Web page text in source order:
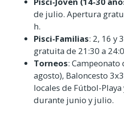
de julio. Apertura
h.
Pisci-Familias: 2, 16 y
gratuita de 21:30 a
Torneos: Campeonato
agosto), Baloncesto
locales de Fútbol-
durante junio y julio.